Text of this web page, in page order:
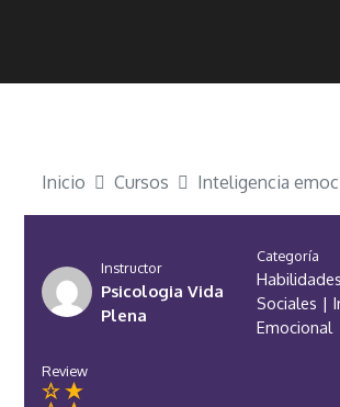
Inicio Cursos Inteligencia
Instructor
Psicologia Vida
Plena
Categoría
Habilidades
Sociales |
Emocional
Review